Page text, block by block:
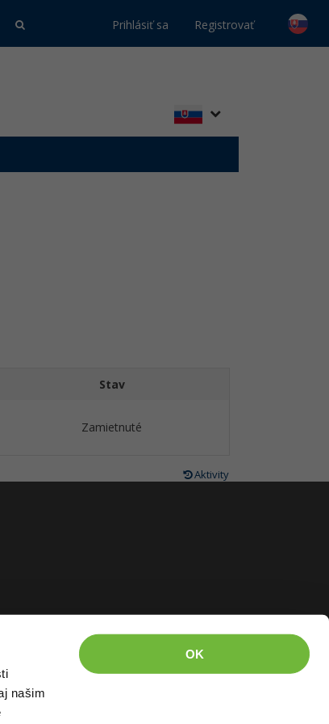
našim
OK
Prihlásiť sa Registrovať
Stav
Zamietnuté
Aktivity